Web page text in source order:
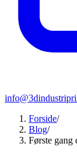
Forside/
Blog/
Første